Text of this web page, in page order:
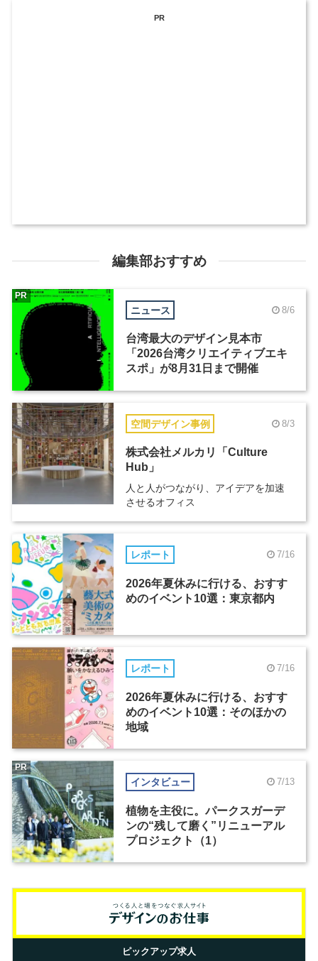
PR
編集部おすすめ
ニュース 8/6
台湾最大のデザイン見本市
「2026台湾クリエイティブエキ
スポ」が8月31日まで開催
PR
空間デザイン事例 8/3
株式会社メルカリ「Culture
Hub」
人と人がつながり、アイデアを加速
させるオフィス
レポート 7/16
2026年夏休みに行ける、おすす
めのイベント10選：東京都内
レポート 7/16
2026年夏休みに行ける、おすす
めのイベント10選：そのほかの
地域
インタビュー 7/13
植物を主役に。パークスガーデ
ンの“残して磨く”リニューアル
プロジェクト（1）
PR
ピックアップ求人